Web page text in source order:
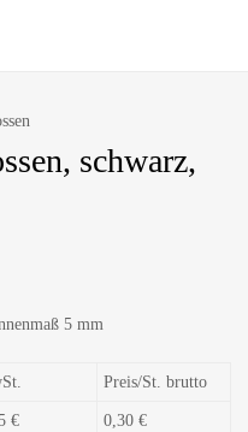
schwarz,
5 mm
Preis/St. brutto
€ 0,30 €